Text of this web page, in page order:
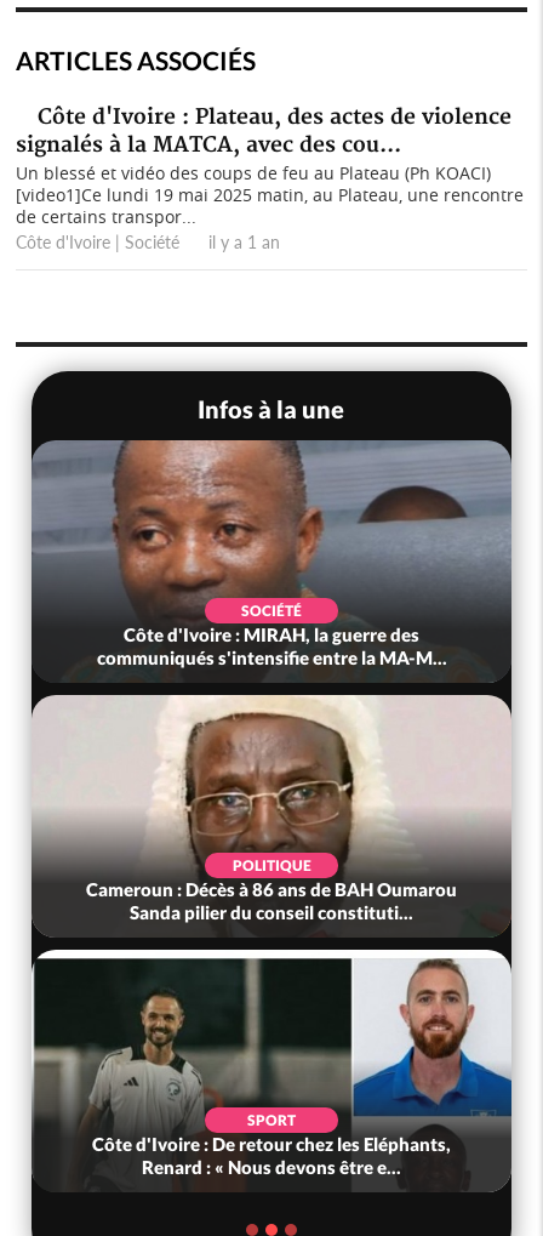
ARTICLES ASSOCIÉS
Côte d'Ivoire : Plateau, des actes de violence
signalés à la MATCA, avec des cou...
Un blessé et vidéo des coups de feu au Plateau (Ph KOACI)
[video1]Ce lundi 19 mai 2025 matin, au Plateau, une rencontre
de certains transpor...
Côte d'Ivoire | Société il y a 1 an
Infos à la une
SOCIÉTÉ
Côte d'Ivoire : MIRAH, la guerre des
communiqués s'intensifie entre la MA-M...
POLITIQUE
Cameroun : Décès à 86 ans de BAH Oumarou
Sanda pilier du conseil constituti...
SPORT
Côte d'Ivoire : De retour chez les Eléphants,
Renard : « Nous devons être e...